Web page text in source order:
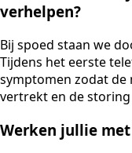
verhelpen?
Bij spoed staan we
Tijdens het eerste
symptomen zodat
vertrekt en de
Werken jullie